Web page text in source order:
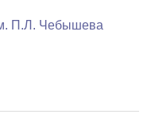
П.Л. Чебышева